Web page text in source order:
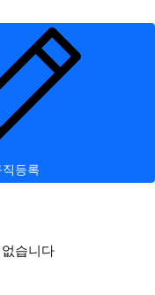
직등록
습니다